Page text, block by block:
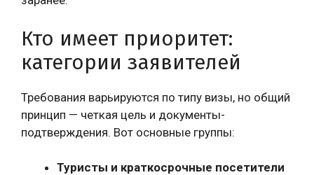
Кто имеет приоритет:
категории заявителей
Требования варьируются по типу визы, но общий
принцип — четкая цель и документы-
подтверждения. Вот основные группы:
Туристы и краткосрочные посетители